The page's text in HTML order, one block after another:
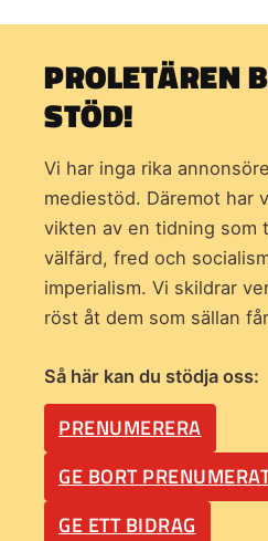
PROLETÄREN
STÖD!
Vi har inga rika
mediestöd. Däremot har
vikten av en tidning som
välfärd, fred och
imperialism. Vi skildrar
röst åt dem som sällan
Så här kan du stödja oss:
PRENUMERERA
GE BORT
GE ETT BIDRAG